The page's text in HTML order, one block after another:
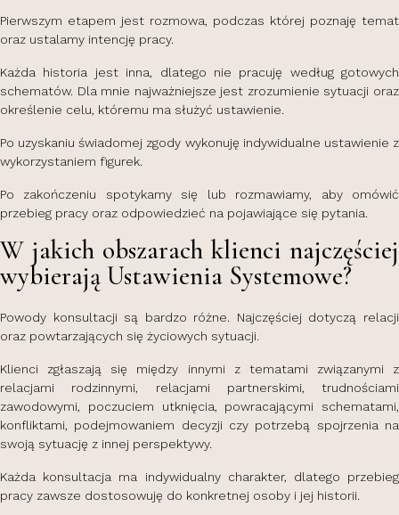
Pierwszym etapem jest rozmowa, podczas której poznaję temat
oraz ustalamy intencję pracy.
Każda historia jest inna, dlatego nie pracuję według gotowych
schematów. Dla mnie najważniejsze jest zrozumienie sytuacji oraz
określenie celu, któremu ma służyć ustawienie.
Po uzyskaniu świadomej zgody wykonuję indywidualne ustawienie z
wykorzystaniem figurek.
Po zakończeniu spotykamy się lub rozmawiamy, aby omówić
przebieg pracy oraz odpowiedzieć na pojawiające się pytania.
W jakich obszarach klienci najczęściej
wybierają Ustawienia Systemowe?
Powody konsultacji są bardzo różne. Najczęściej dotyczą relacji
oraz powtarzających się życiowych sytuacji.
Klienci zgłaszają się między innymi z tematami związanymi z
relacjami rodzinnymi, relacjami partnerskimi, trudnościami
zawodowymi, poczuciem utknięcia, powracającymi schematami,
konfliktami, podejmowaniem decyzji czy potrzebą spojrzenia na
swoją sytuację z innej perspektywy.
Każda konsultacja ma indywidualny charakter, dlatego przebieg
pracy zawsze dostosowuję do konkretnej osoby i jej historii.